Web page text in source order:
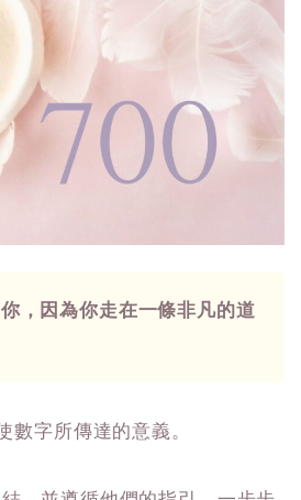
，因為你走在一條非凡的道
數字所傳達的意義。